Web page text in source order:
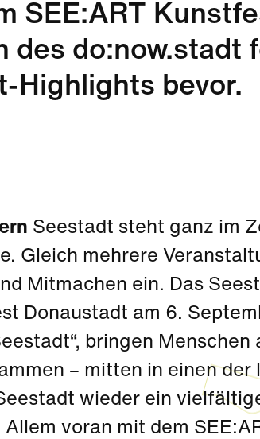
SEE:ART
des do:now.stadt
Highlights bevor.
Seestadt steht ganz im
Gleich mehrere
Mitmachen ein. Das
Donaustadt am 6.
bringen
– mitten in einen
wieder ein
voran mit dem